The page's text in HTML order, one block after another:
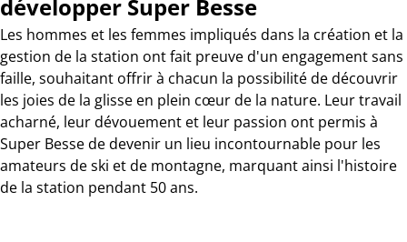
développer Super Besse
Les hommes et les femmes impliqués dans la création et la
gestion de la station ont fait preuve d'un engagement sans
faille, souhaitant offrir à chacun la possibilité de découvrir
les joies de la glisse en plein cœur de la nature. Leur travail
acharné, leur dévouement et leur passion ont permis à
Super Besse de devenir un lieu incontournable pour les
amateurs de ski et de montagne, marquant ainsi l'histoire
de la station pendant 50 ans.